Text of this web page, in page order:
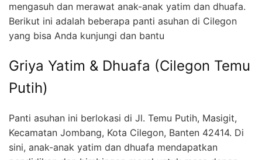
mengasuh dan merawat anak-anak yatim dan dhuafa.
Berikut ini adalah beberapa panti asuhan di Cilegon
yang bisa Anda kunjungi dan bantu
Griya Yatim & Dhuafa (Cilegon Temu
Putih)
Panti asuhan ini berlokasi di Jl. Temu Putih, Masigit,
Kecamatan Jombang, Kota Cilegon, Banten 42414. Di
sini, anak-anak yatim dan dhuafa mendapatkan